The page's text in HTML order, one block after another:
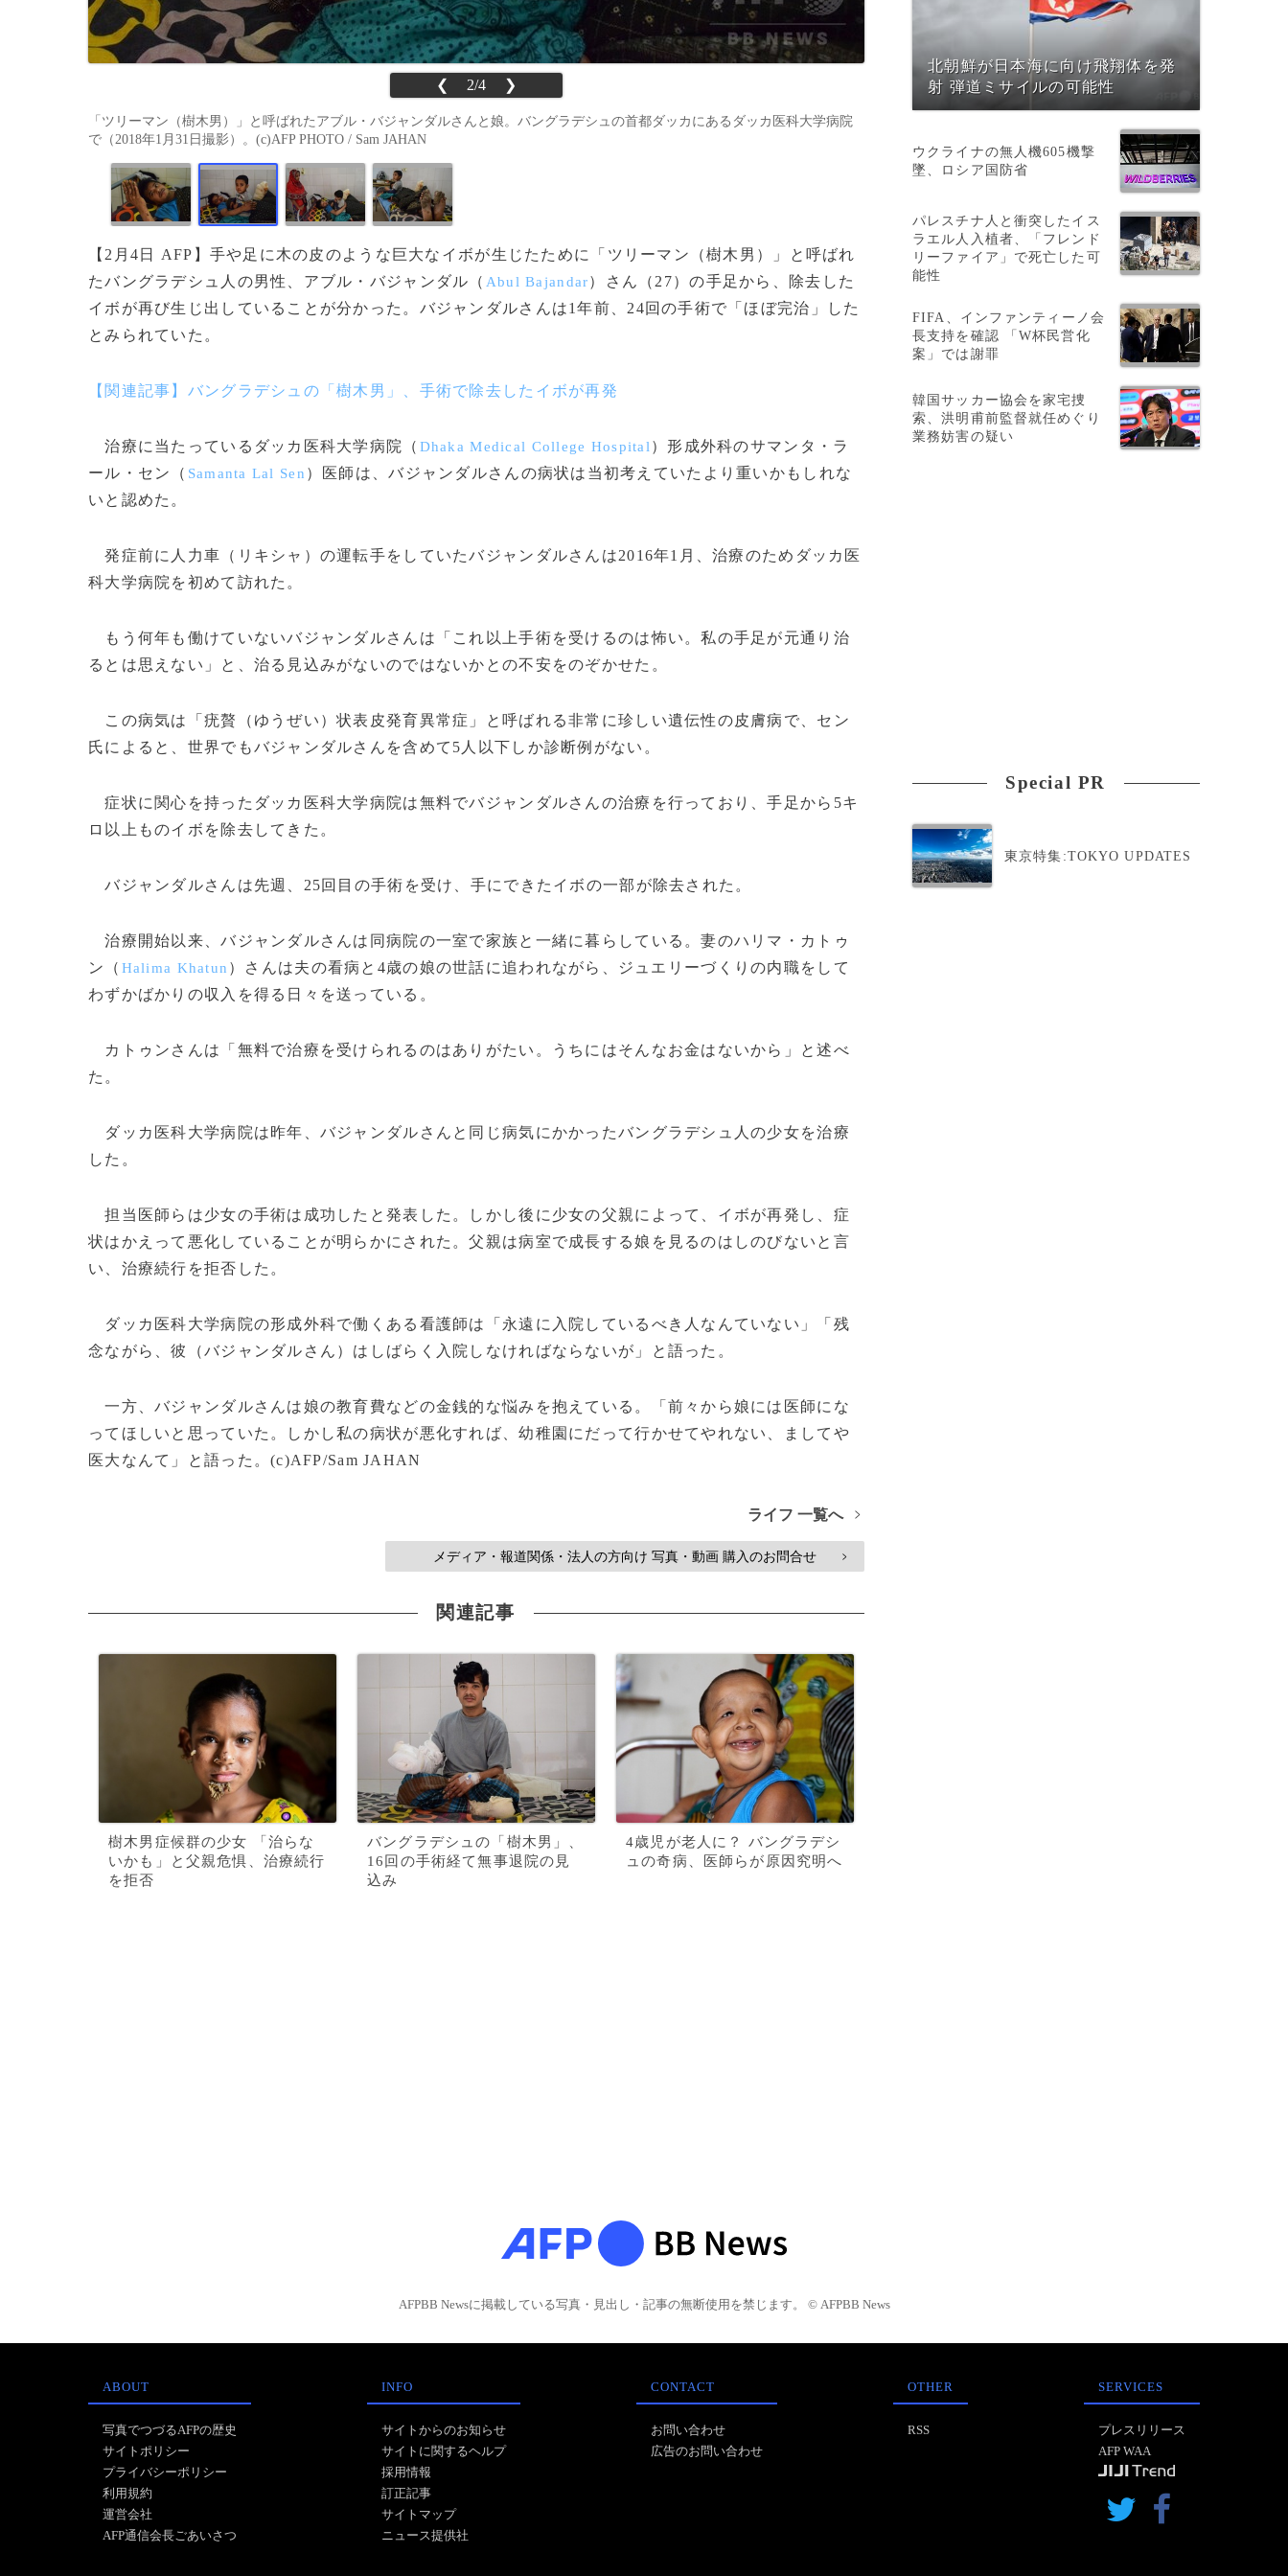
❮ 2/4 ❯
「ツリーマン（樹木男）」と呼ばれたアブル・バジャンダルさんと娘。バングラデシュの首都ダッカにあるダッカ医科大学病院
で（2018年1月31日撮影）。(c)AFP PHOTO / Sam JAHAN
【2月4日 AFP】手や足に木の皮のような巨大なイボが生じたために「ツリーマン（樹木男）」と呼ばれ
たバングラデシュ人の男性、アブル・バジャンダル（ Abul Bajandar）さん（27）の手足から、除去した
イボが再び生じ出していることが分かった。バジャンダルさんは1年前、24回の手術で「ほぼ完治」した
とみられていた。
【関連記事】バングラデシュの「樹木男」、手術で除去したイボが再発
治療に当たっているダッカ医科大学病院（ Dhaka Medical College Hospital ）形成外科のサマンタ・ラ
ール・セン（ Samanta Lal Sen ）医師は、バジャンダルさんの病状は当初考えていたより重いかもしれな
いと認めた。
発症前に人力車（リキシャ）の運転手をしていたバジャンダルさんは2016年1月、治療のためダッカ医
科大学病院を初めて訪れた。
もう何年も働けていないバジャンダルさんは「これ以上手術を受けるのは怖い。私の手足が元通り治
るとは思えない」と、治る見込みがないのではないかとの不安をのぞかせた。
この病気は「疣贅（ゆうぜい）状表皮発育異常症」と呼ばれる非常に珍しい遺伝性の皮膚病で、セン
氏によると、世界でもバジャンダルさんを含めて5人以下しか診断例がない。
症状に関心を持ったダッカ医科大学病院は無料でバジャンダルさんの治療を行っており、手足から5キ
ロ以上ものイボを除去してきた。
バジャンダルさんは先週、25回目の手術を受け、手にできたイボの一部が除去された。
治療開始以来、バジャンダルさんは同病院の一室で家族と一緒に暮らしている。妻のハリマ・カトゥ
ン（ Halima Khatun ）さんは夫の看病と4歳の娘の世話に追われながら、ジュエリーづくりの内職をして
わずかばかりの収入を得る日々を送っている。
カトゥンさんは「無料で治療を受けられるのはありがたい。うちにはそんなお金はないから」と述べ
た。
ダッカ医科大学病院は昨年、バジャンダルさんと同じ病気にかかったバングラデシュ人の少女を治療
した。
担当医師らは少女の手術は成功したと発表した。しかし後に少女の父親によって、イボが再発し、症
状はかえって悪化していることが明らかにされた。父親は病室で成長する娘を見るのはしのびないと言
い、治療続行を拒否した。
ダッカ医科大学病院の形成外科で働くある看護師は「永遠に入院しているべき人なんていない」「残
念ながら、彼（バジャンダルさん）はしばらく入院しなければならないが」と語った。
一方、バジャンダルさんは娘の教育費などの金銭的な悩みを抱えている。「前々から娘には医師にな
ってほしいと思っていた。しかし私の病状が悪化すれば、幼稚園にだって行かせてやれない、ましてや
医大なんて」と語った。(c)AFP/Sam JAHAN
ライフ 一覧へ >
メディア・報道関係・法人の方向け 写真・動画 購入のお問合せ >
関連記事
樹木男症候群の少女 「治らな
いかも」と父親危惧、治療続行
を拒否
バングラデシュの「樹木男」、
16回の手術経て無事退院の見
込み
4歳児が老人に？ バングラデシ
ュの奇病、医師らが原因究明へ
北朝鮮が日本海に向け飛翔体を発
射 弾道ミサイルの可能性
ウクライナの無人機605機撃
墜、ロシア国防省
パレスチナ人と衝突したイス
ラエル人入植者、「フレンド
リーファイア」で死亡した可
能性
FIFA、インファンティーノ会
長支持を確認 「W杯民営化
案」では謝罪
韓国サッカー協会を家宅捜
索、洪明甫前監督就任めぐり
業務妨害の疑い
Special PR
東京特集:TOKYO UPDATES
AFPBB Newsに掲載している写真・見出し・記事の無断使用を禁じます。 © AFPBB News
ABOUT
写真でつづるAFPの歴史
サイトポリシー
プライバシーポリシー
利用規約
運営会社
AFP通信会長ごあいさつ
INFO
サイトからのお知らせ
サイトに関するヘルプ
採用情報
訂正記事
サイトマップ
ニュース提供社
CONTACT
お問い合わせ
広告のお問い合わせ
OTHER
RSS
SERVICES
プレスリリース
AFP WAA